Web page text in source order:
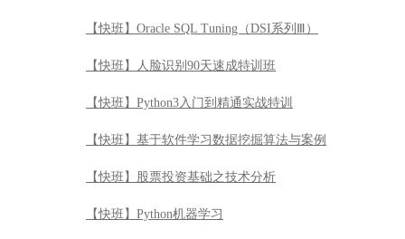
【快班】Oracle SQL Tuning（DSI系列Ⅲ）
【快班】人脸识别90天速成特训班
【快班】Python3入门到精通实战特训
【快班】基于软件学习数据挖掘算法与案例
【快班】股票投资基础之技术分析
【快班】Python机器学习